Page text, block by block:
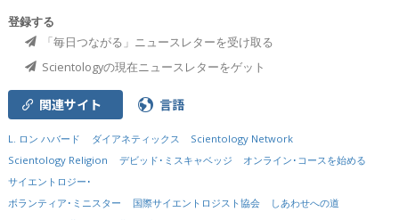
登録する
「毎日つながる」ニュースレターを受け取る
Scientologyの現在ニュースレターをゲット
関連サイト 言語
L. ロン ハバード ダイアネティックス
Scientology Network
Scientology Religion
デビッド･ミスキャベッジ
オンライン･コースを始める
サイエントロジー･
ボランティア･ミニスター
国際サイエントロジスト協会
しあわせへの道